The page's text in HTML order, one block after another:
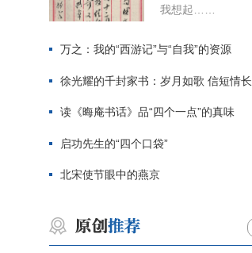
我想起……
万之：我的“西游记”与“自我”的资源
徐光耀的千封家书：岁月如歌 信短情长
读《晦庵书话》品“四个一点”的真味
启功先生的“四个口袋”
北宋使节眼中的燕京